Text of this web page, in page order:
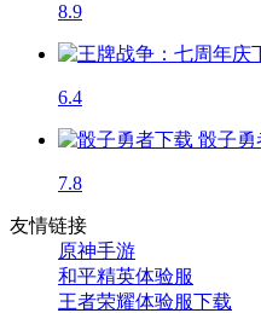
8.9
6.4
骰子勇
7.8
友情链接
原神手游
和平精英体验服
王者荣耀体验服下载